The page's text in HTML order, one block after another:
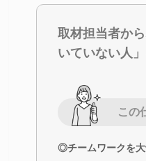
取材担当者か
いていない人
この
◎チームワークを